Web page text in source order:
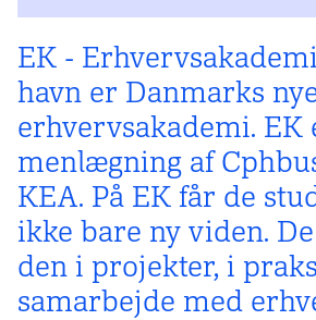
EK -
havn er Dan­marks
erhvervs­akademi.
men­lægning af
KEA. På EK får de
ikke bare ny viden.
den i pro­jekter, i
samar­bej­de med